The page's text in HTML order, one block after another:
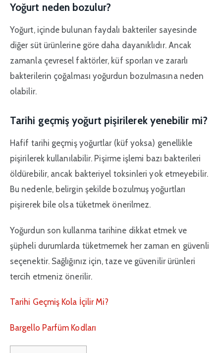
Yoğurt neden bozulur?
Yoğurt, içinde bulunan faydalı bakteriler sayesinde
diğer süt ürünlerine göre daha dayanıklıdır. Ancak
zamanla çevresel faktörler, küf sporları ve zararlı
bakterilerin çoğalması yoğurdun bozulmasına neden
olabilir.
Tarihi geçmiş yoğurt pişirilerek yenebilir mi?
Hafif tarihi geçmiş yoğurtlar (küf yoksa) genellikle
pişirilerek kullanılabilir. Pişirme işlemi bazı bakterileri
öldürebilir, ancak bakteriyel toksinleri yok etmeyebilir.
Bu nedenle, belirgin şekilde bozulmuş yoğurtları
pişirerek bile olsa tüketmek önerilmez.
Yoğurdun son kullanma tarihine dikkat etmek ve
şüpheli durumlarda tüketmemek her zaman en güvenli
seçenektir. Sağlığınız için, taze ve güvenilir ürünleri
tercih etmeniz önerilir.
Tarihi Geçmiş Kola İçilir Mi?
Bargello Parfüm Kodları